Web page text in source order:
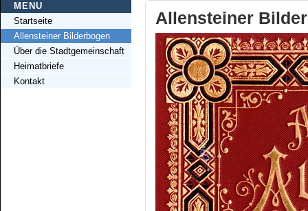
MENU
Startseite
Allensteiner Bilderbogen
Über die Stadtgemeinschaft
Heimatbriefe
Kontakt
Allensteiner